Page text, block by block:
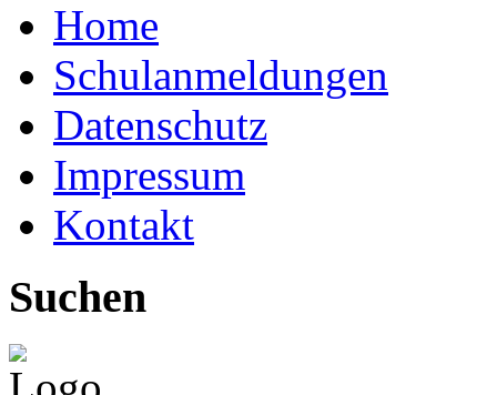
Home
Schulanmeldungen
Datenschutz
Impressum
Kontakt
Suchen